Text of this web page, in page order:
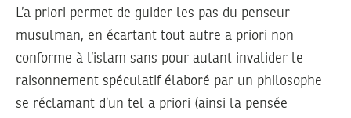
L’a priori permet de guider les pas du penseur
musulman, en écartant tout autre a priori non
conforme à l’islam sans pour autant invalider le
raisonnement spéculatif élaboré par un philosophe
se réclamant d’un tel a priori (ainsi la pensée